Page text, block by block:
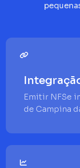
Emitir NFSe
de Campina